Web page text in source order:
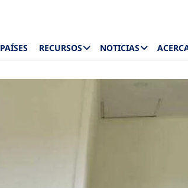
PAÍSES RECURSOS NOTICIAS